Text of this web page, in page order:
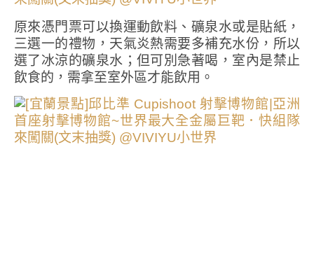
原來憑門票可以換運動飲料、礦泉水或是貼紙，
三選一的禮物，天氣炎熱需要多補充水份，所以
選了冰涼的礦泉水；但可別急著喝，室內是禁止
飲食的，需拿至室外區才能飲用。